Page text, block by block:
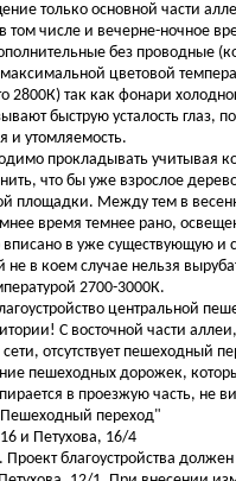
только основной части
том числе и вечерне-ночное
без проводные
цветовой
так как фонари
быструю усталость глаз,
и утомляемость.
прокладывать учитывая
что бы уже взрослое
площадки. Между тем в
время темнее рано,
в уже существующую и
не в коем случае нельзя
2700-3000К.
центральной
С восточной части
отсутствует пешеходный
пешеходных дорожек,
в проезжую часть, не
переход"
и Петухова, 16/4
Проект благоустройства